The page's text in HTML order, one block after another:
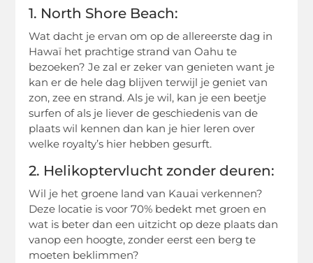
1. North Shore Beach:
Wat dacht je ervan om op de allereerste dag in
Hawaï het prachtige strand van Oahu te
bezoeken? Je zal er zeker van genieten want je
kan er de hele dag blijven terwijl je geniet van
zon, zee en strand. Als je wil, kan je een beetje
surfen of als je liever de geschiedenis van de
plaats wil kennen dan kan je hier leren over
welke royalty’s hier hebben gesurft.
2. Helikoptervlucht zonder deuren:
Wil je het groene land van Kauai verkennen?
Deze locatie is voor 70% bedekt met groen en
wat is beter dan een uitzicht op deze plaats dan
vanop een hoogte, zonder eerst een berg te
moeten beklimmen?